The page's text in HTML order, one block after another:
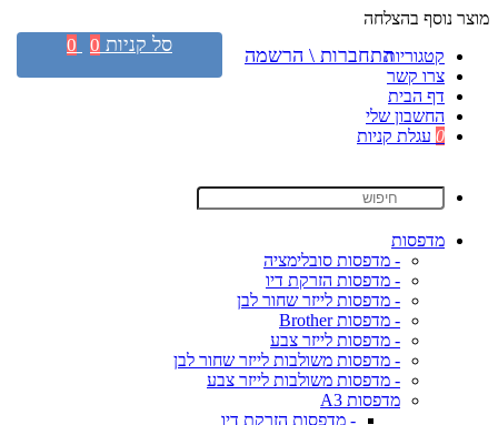
מוצר נוסף בהצלחה
קטגוריות
צרו קשר
דף הבית
החשבון שלי
0 עגלת קניות
מדפסות
- מדפסות סובלימציה
- מדפסות הזרקת דיו
- מדפסות לייזר שחור לבן
- מדפסות Brother
- מדפסות לייזר צבע
- מדפסות משולבות לייזר שחור לבן
- מדפסות משולבות לייזר צבע
מדפסות A3
- מדפסות הזרקת דיו
התחברות \ הרשמה סל קניות 0
0